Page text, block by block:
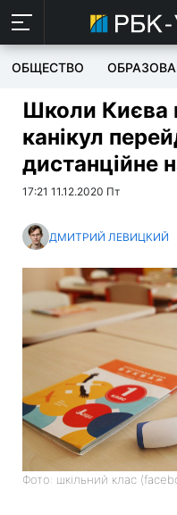
ОБЩЕСТВО
Школи Києва
канікул
дистанційне
17:21 11.12.2020 Пт
ДМИТРИЙ ЛЕВИЦКИЙ
Фото: шкільний клас